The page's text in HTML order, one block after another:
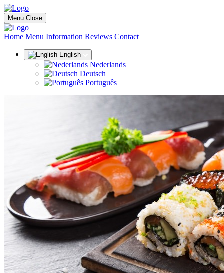
Menu Close
Home (current)
Menu Information Reviews Contact
English
Nederlands
Deutsch
Português